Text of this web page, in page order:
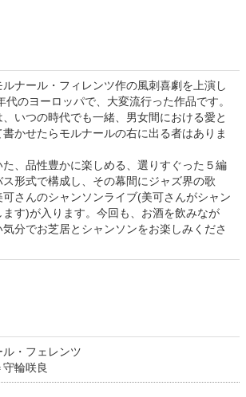
ルナール・フィレンツ作の風刺喜劇を上演し
代のヨーロッパで、大変流行った作品です。
いつの時代でも一緒、男女間における愛と
かせたらモルナールの右に出る者はありま
た、品性豊かに楽しめる、選りすぐった５編
ス形式で構成し、その幕間にジャズ界の歌
さんのシャンソンライブ(美可さんがシャン
ます)が入ります。今回も、お酒を飲みなが
気分でお芝居とシャンソンをお楽しみくださ
・フェレンツ
輪咲良